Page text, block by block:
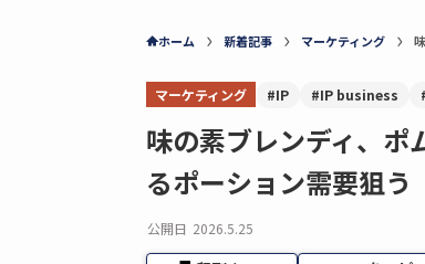
ホーム 新着記事 マーケティング
マーケティング #IP #IP business
味の素ブレンディ、
るポーション需要狙う
公開日 2026.5.25